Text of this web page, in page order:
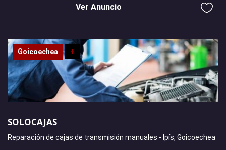
Ver Anuncio
Goicoechea +
SOLOCAJAS
Reparación de cajas de transmisión manuales - Ipís, Goicoechea